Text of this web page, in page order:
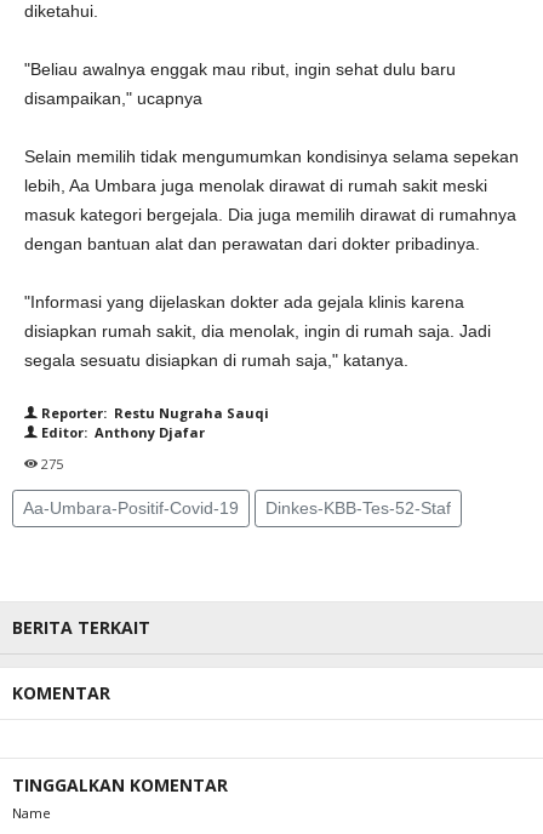
diketahui.
"Beliau awalnya enggak mau ribut, ingin sehat dulu baru
disampaikan," ucapnya
Selain memilih tidak mengumumkan kondisinya selama sepekan
lebih, Aa Umbara juga menolak dirawat di rumah sakit meski
masuk kategori bergejala. Dia juga memilih dirawat di rumahnya
dengan bantuan alat dan perawatan dari dokter pribadinya.
"Informasi yang dijelaskan dokter ada gejala klinis karena
disiapkan rumah sakit, dia menolak, ingin di rumah saja. Jadi
segala sesuatu disiapkan di rumah saja," katanya.
Reporter: Restu Nugraha Sauqi
Editor: Anthony Djafar
275
Aa-Umbara-Positif-Covid-19 Dinkes-KBB-Tes-52-Staf
BERITA TERKAIT
KOMENTAR
TINGGALKAN KOMENTAR
Name